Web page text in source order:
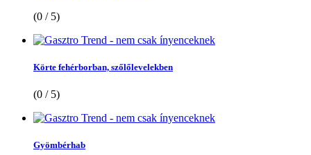
(0 / 5)
Körte fehérborban, szőlőlevelekben
(0 / 5)
Gyömbérhab